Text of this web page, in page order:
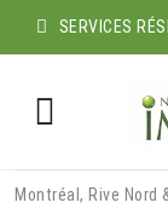
SERVICES
Montréal, Rive Nord